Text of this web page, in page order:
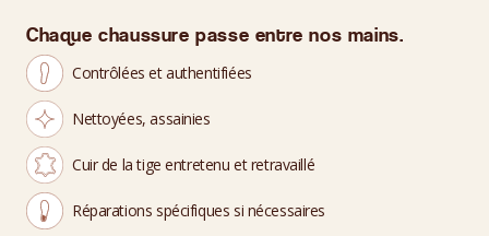
Chaque chaussure passe entre nos mains.
Contrôlées et authentifiées
Nettoyées, assainies
Cuir de la tige entretenu et retravaillé
Réparations spécifiques si nécessaires